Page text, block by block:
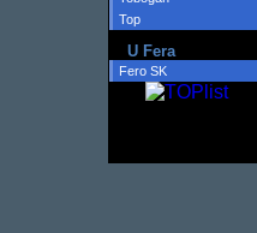
Top
U Fera
Fero SK